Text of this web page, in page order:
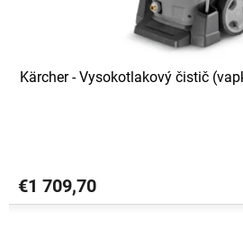
Kärcher - Vysokotlakový čistič
€1 709,70